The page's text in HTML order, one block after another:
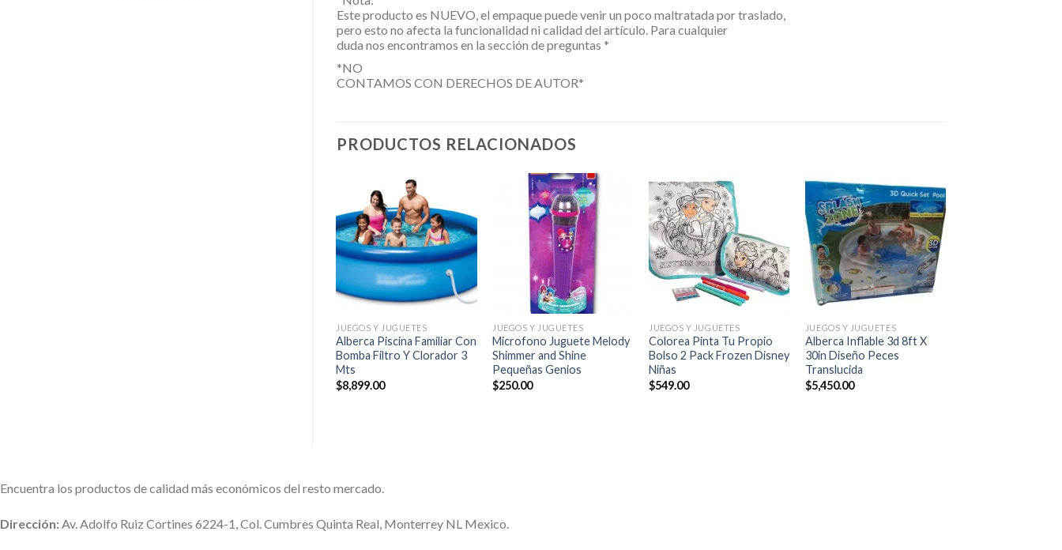
Este producto es NUEVO, el empaque puede venir un poco maltratada por traslado,
pero esto no afecta la funcionalidad ni calidad del artículo. Para cualquier
duda nos encontramos en la sección de preguntas *
*NO
CONTAMOS CON DERECHOS DE AUTOR*
PRODUCTOS RELACIONADOS
Añadir
a la
lista de
deseos
+
JUEGOS Y JUGUETES
Alberca Piscina Familiar Con
Bomba Filtro Y Clorador 3
Mts
$8,899.00
JUEGOS Y JUGUETES
Microfono Juguete Melody
Shimmer and Shine
Pequeñas Genios
$250.00
lista de
deseos
JUEGOS Y JUGUETES
Colorea Pinta Tu Propio
Bolso 2 Pack Frozen Disney
Niñas
$549.00
Añadir
a la
lista de
deseos
+
JUEGOS Y JUGUETES
Alberca Inflable 3d 8ft X
30in Diseño Peces
Translucida
$5,450.00
Encuentra los productos de calidad más económicos del resto mercado.
Dirección:Av. Adolfo Ruiz Cortines 6224-1, Col. Cumbres Quinta Real, Monterrey NL Mexico.